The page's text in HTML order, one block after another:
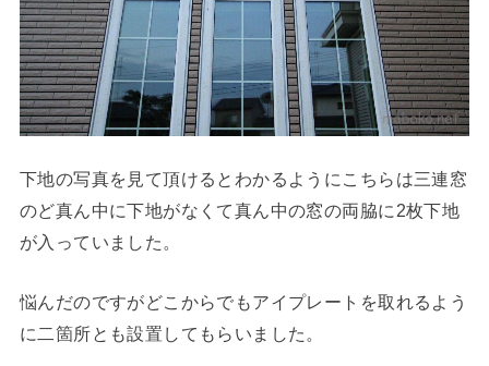
下地の写真を見て頂けるとわかるようにこちらは三連窓
のど真ん中に下地がなくて真ん中の窓の両脇に2枚下地
が入っていました。
悩んだのですがどこからでもアイプレートを取れるよう
に二箇所とも設置してもらいました。